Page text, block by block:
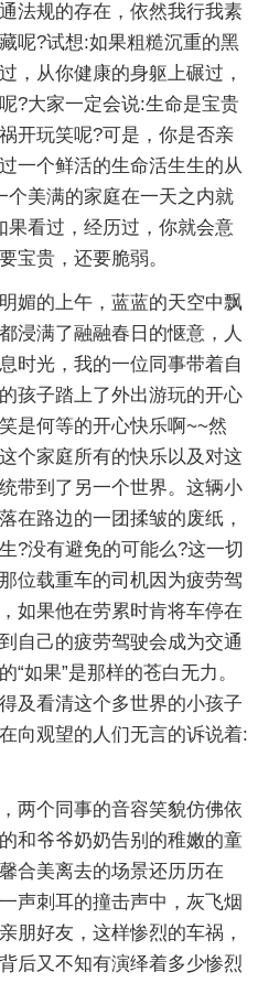
法规的存在，依然我行我素
呢?试想:如果粗糙沉重的黑
，从你健康的身躯上碾过，
?大家一定会说:生命是宝贵
开玩笑呢?可是，你是否亲
一个鲜活的生命活生生的从
个美满的家庭在一天之内就
果看过，经历过，你就会意
宝贵，还要脆弱。
媚的上午，蓝蓝的天空中飘
浸满了融融春日的惬意，人
时光，我的一位同事带着自
孩子踏上了外出游玩的开心
是何等的开心快乐啊~~然
个家庭所有的快乐以及对这
带到了另一个世界。这辆小
在路边的一团揉皱的废纸，
?没有避免的可能么?这一切
位载重车的司机因为疲劳驾
如果他在劳累时肯将车停在
自己的疲劳驾驶会成为交通
如果”是那样的苍白无力。
及看清这个多世界的小孩子
向观望的人们无言的诉说着:
两个同事的音容笑貌仿佛依
和爷爷奶奶告别的稚嫩的童
合美离去的场景还历历在
声刺耳的撞击声中，灰飞烟
好友，这样惨烈的车祸，
后又不知有演绎着多少惨烈